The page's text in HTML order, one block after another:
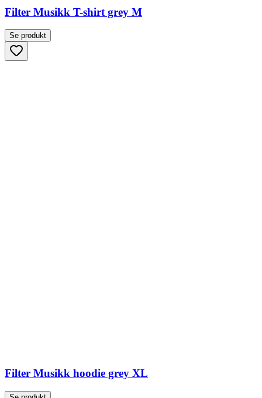
Filter Musikk T-shirt grey M
Se produkt
Filter Musikk hoodie grey XL